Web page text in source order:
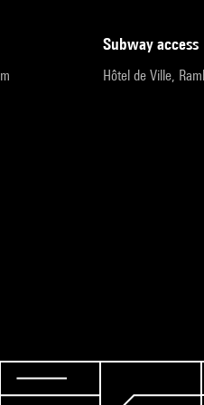
subway access
Hôtel de Ville,